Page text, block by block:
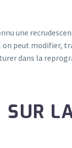
une
peut modifier,
dans la